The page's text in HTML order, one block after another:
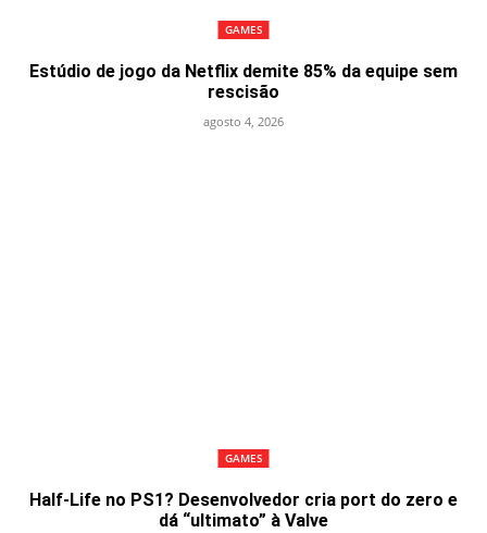
GAMES
Estúdio de jogo da Netflix demite 85% da equipe sem
rescisão
agosto 4, 2026
GAMES
Half-Life no PS1? Desenvolvedor cria port do zero e
dá “ultimato” à Valve